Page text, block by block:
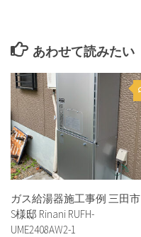
あわせて読みたい
ガス給湯器施工事例 三田市
S様邸 Rinani RUFH-
UME2408AW2-1